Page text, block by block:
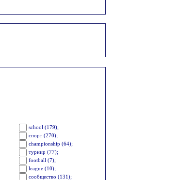
school (179);
спорт (270);
championship (64);
турнир (77);
football (7);
league (10);
сообщество (131);